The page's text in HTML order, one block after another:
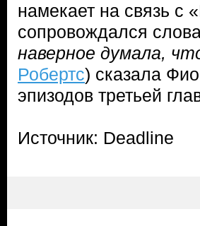
намекает на связь с
сопровождался
наверное думала,
Робертс) сказала
эпизодов третьей
Источник: Deadline